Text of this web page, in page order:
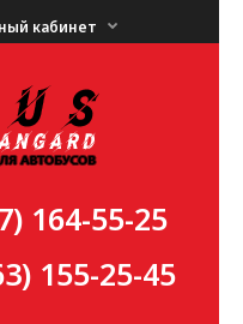
кабинет
164-55-25
155-25-45